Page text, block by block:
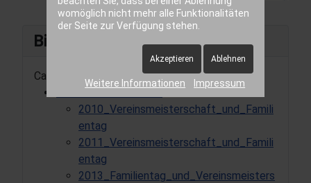
Bilder Tree
Categories
Vereinsmeisterschaft
2010_Vereinsmeisterschaft_und_Famili
entag
2011_Vereinsmeisterschaft_und_Famili
entag
2013_Familientag_und_Vereinsmeisters
womöglich nicht mehr alle Funktionalitäten
der Seite zur Verfügung stehen.
Akzeptieren Ablehnen
Weitere Informationen Impressum